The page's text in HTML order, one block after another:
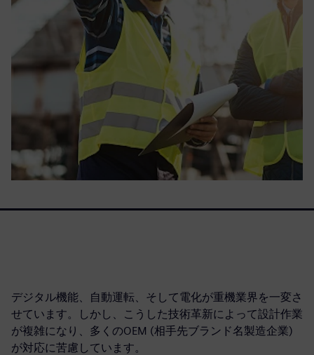
デジタル機能、自動運転、そして電化が重機業界を一変さ
せています。しかし、こうした技術革新によって設計作業
が複雑になり、多くのOEM (相手先ブランド名製造企業)
が対応に苦慮しています。